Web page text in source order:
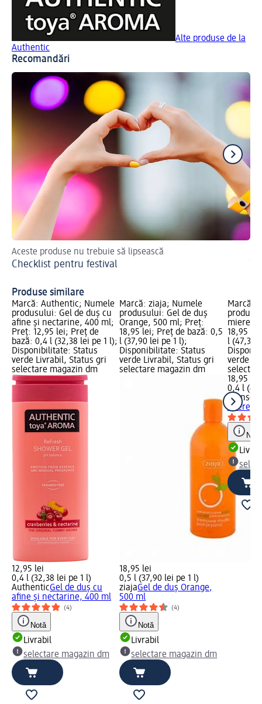
Alte produse de la
Authentic
Recomandări
Aceste produse nu trebuie să lipsească
Checklist pentru festival
Produse similare
Marcă: Authentic; Numele
produsului: Gel de duș cu
afine și nectarine, 400 ml;
Preț: 12,95 lei; Preț de
bază: 0,4 l (32,38 lei pe 1 l);
Disponibilitate: Status
verde Livrabil, Status gri
selectare magazin dm
12,95 lei
0,4 l (32,38 lei pe 1 l)
AuthenticGel de duș cu
afine și nectarine, 400 ml
(4)
Notă
Livrabil
selectare magazin dm
Marcă: ziaja; Numele
produsului: Gel de duș
Orange, 500 ml; Preț:
18,95 lei; Preț de bază: 0,5
l (37,90 lei pe 1 l);
Disponibilitate: Status
verde Livrabil, Status gri
selectare magazin dm
18,95 lei
0,5 l (37,90 lei pe 1 l)
ziajaGel de duș Orange,
500 ml
(4)
Notă
Livrabil
selectare magazin dm
Marcă:
miere,
18,95
l (47,38
verde
18,95 lei
0,4 l
miere,
Notă